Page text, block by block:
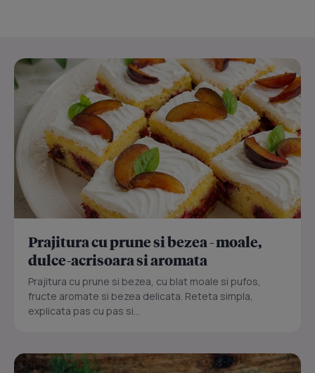
Prajitura cu prune si bezea - moale,
dulce-acrisoara si aromata
Prajitura cu prune si bezea, cu blat moale si pufos,
fructe aromate si bezea delicata. Reteta simpla,
explicata pas cu pas si...